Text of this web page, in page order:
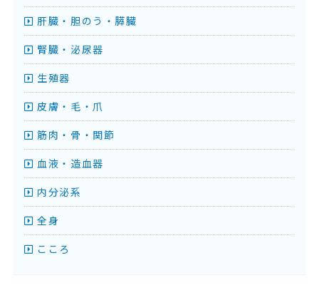
肝臓・胆のう・膵臓
腎臓・泌尿器
生殖器
皮膚・毛・爪
筋肉・骨・関節
血液・造血器
内分泌系
全身
こころ